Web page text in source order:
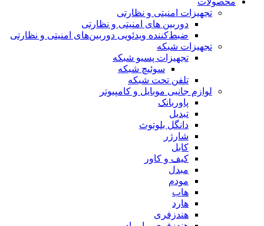
تجهیزات امنیتی و نظارتی
دوربین های امنیتی و نظارتی
ضبط‌کننده ویدئویی دوربین‌های امنیتی و نظارتی
تجهیزات شبکه
تجهیزات پسیو شبکه
سوئیچ‌ شبکه
تلفن تحت شبکه
لوازم جانبی موبایل و کامپیوتر
پاوربانک
تبدیل
دانگل بلوتوث
شارژر
کابل
کیف و کاور
مبدل
مودم
هاب
هارد
هندزفری